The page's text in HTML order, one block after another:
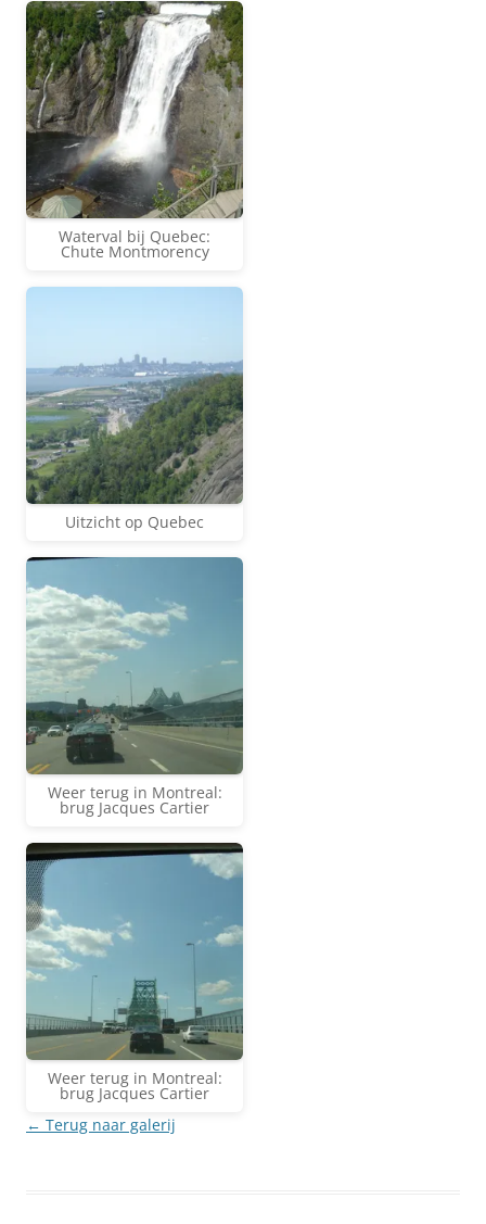
Waterval bij Quebec:
Chute Montmorency
Uitzicht op Quebec
Weer terug in Montreal:
brug Jacques Cartier
Weer terug in Montreal:
brug Jacques Cartier
← Terug naar galerij